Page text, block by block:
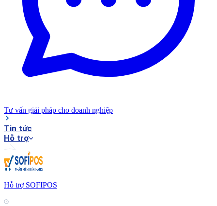
Tư vấn giải pháp cho doanh nghiệp
Tin tức
Hỗ trợ
Hỗ trợ SOFIPOS